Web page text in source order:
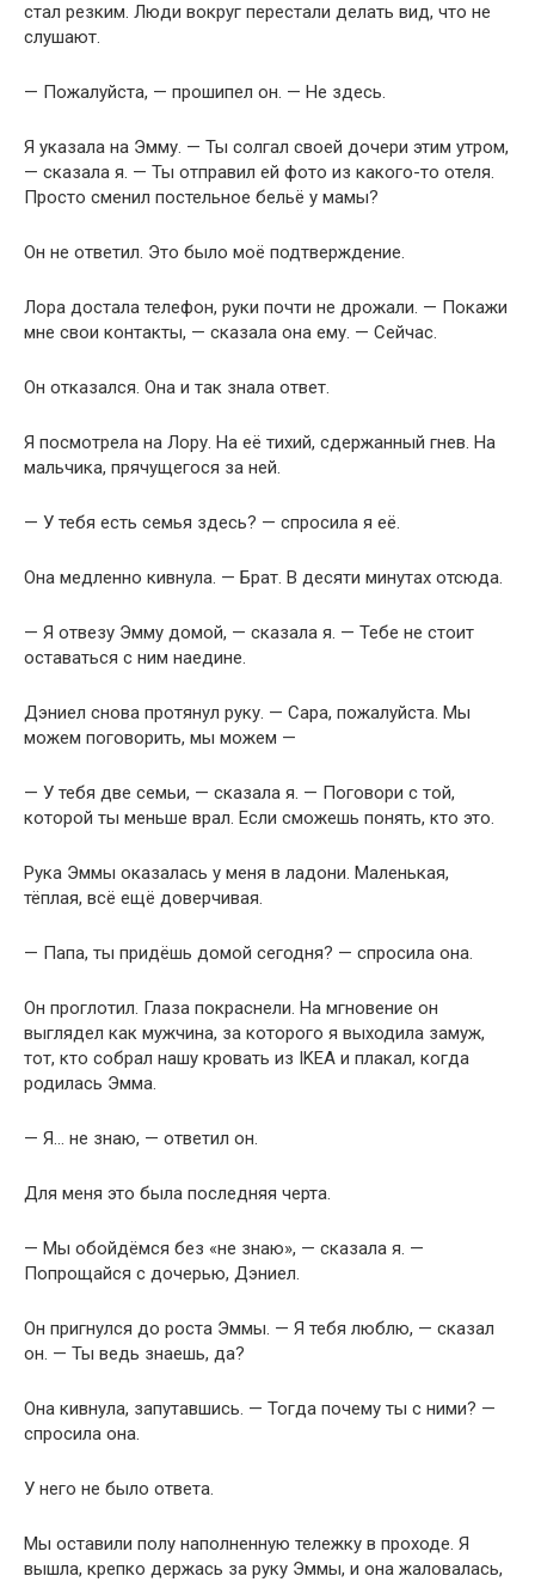
стал резким. Люди вокруг перестали делать вид, что не
слушают.
— Пожалуйста, — прошипел он. — Не здесь.
Я указала на Эмму. — Ты солгал своей дочери этим утром,
— сказала я. — Ты отправил ей фото из какого-то отеля.
Просто сменил постельное бельё у мамы?
Он не ответил. Это было моё подтверждение.
Лора достала телефон, руки почти не дрожали. — Покажи
мне свои контакты, — сказала она ему. — Сейчас.
Он отказался. Она и так знала ответ.
Я посмотрела на Лору. На её тихий, сдержанный гнев. На
мальчика, прячущегося за ней.
— У тебя есть семья здесь? — спросила я её.
Она медленно кивнула. — Брат. В десяти минутах отсюда.
— Я отвезу Эмму домой, — сказала я. — Тебе не стоит
оставаться с ним наедине.
Дэниел снова протянул руку. — Сара, пожалуйста. Мы
можем поговорить, мы можем —
— У тебя две семьи, — сказала я. — Поговори с той,
которой ты меньше врал. Если сможешь понять, кто это.
Рука Эммы оказалась у меня в ладони. Маленькая,
тёплая, всё ещё доверчивая.
— Папа, ты придёшь домой сегодня? — спросила она.
Он проглотил. Глаза покраснели. На мгновение он
выглядел как мужчина, за которого я выходила замуж,
тот, кто собрал нашу кровать из IKEA и плакал, когда
родилась Эмма.
— Я… не знаю, — ответил он.
Для меня это была последняя черта.
— Мы обойдёмся без «не знаю», — сказала я. —
Попрощайся с дочерью, Дэниел.
Он пригнулся до роста Эммы. — Я тебя люблю, — сказал
он. — Ты ведь знаешь, да?
Она кивнула, запутавшись. — Тогда почему ты с ними? —
спросила она.
У него не было ответа.
Мы оставили полу наполненную тележку в проходе. Я
вышла, крепко держась за руку Эммы, и она жаловалась,